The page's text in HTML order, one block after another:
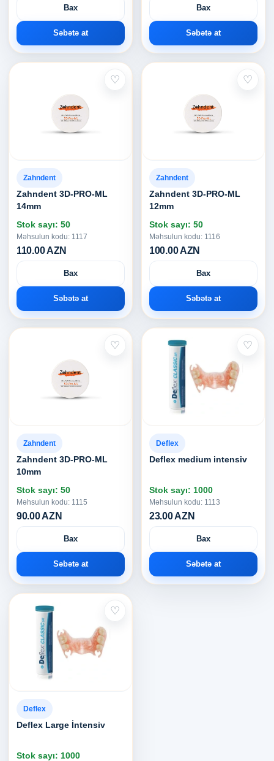
Bax
Səbətə at
Bax
Səbətə at
♡
Zahndent
Zahndent 3D-PRO-ML
14mm
Stok sayı: 50
Məhsulun kodu: 1117
110.00 AZN
Bax
Səbətə at
♡
Zahndent
Zahndent 3D-PRO-ML
12mm
Stok sayı: 50
Məhsulun kodu: 1116
100.00 AZN
Bax
Səbətə at
♡
Zahndent
Zahndent 3D-PRO-ML
10mm
Stok sayı: 50
Məhsulun kodu: 1115
90.00 AZN
Bax
Səbətə at
♡
Deflex
Deflex medium intensiv
Stok sayı: 1000
Məhsulun kodu: 1113
23.00 AZN
Bax
Səbətə at
♡
Deflex
Deflex Large İntensiv
Stok sayı: 1000